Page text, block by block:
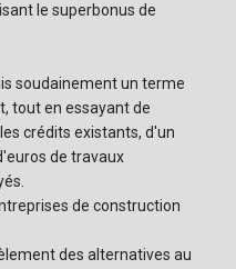
le superbonus de
soudainement un terme
tout en essayant de
crédits existants, d'un
de travaux
de construction
des alternatives au